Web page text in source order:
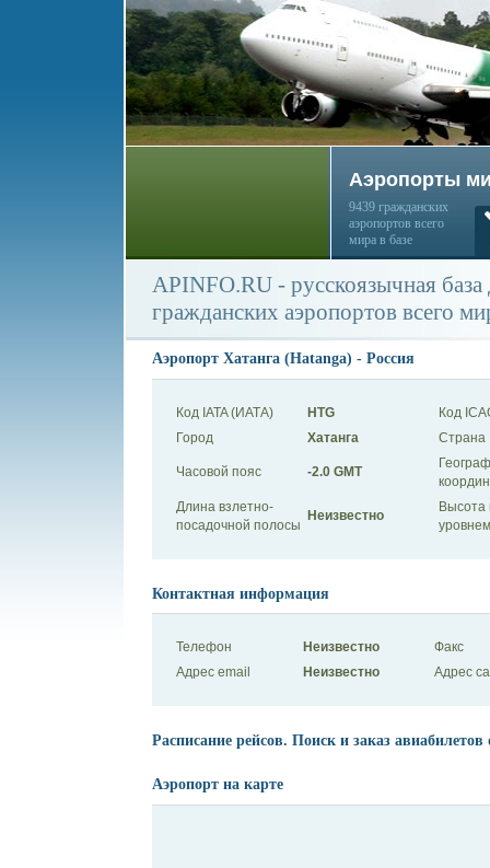
Аэропорты
9439 гражданских
аэропортов всего
мира в базе
APINFO.RU - русскоязычная
гражданских аэропортов всего
Аэропорт Хатанга (Hatanga) - Россия
Код IATA (ИАТА) HTG
Код
Город
Хатанга Страна
Часовой пояс -2.0 GMT
Длина взлетно-
посадочной полосы
Неизвестно
Высота
Контактная информация
Телефон Неизвестно
Факс
Адрес email
Неизвестно Адрес
Расписание рейсов. Поиск и заказ авиабилетов
Аэропорт на карте